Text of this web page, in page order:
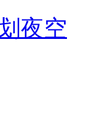
夜空